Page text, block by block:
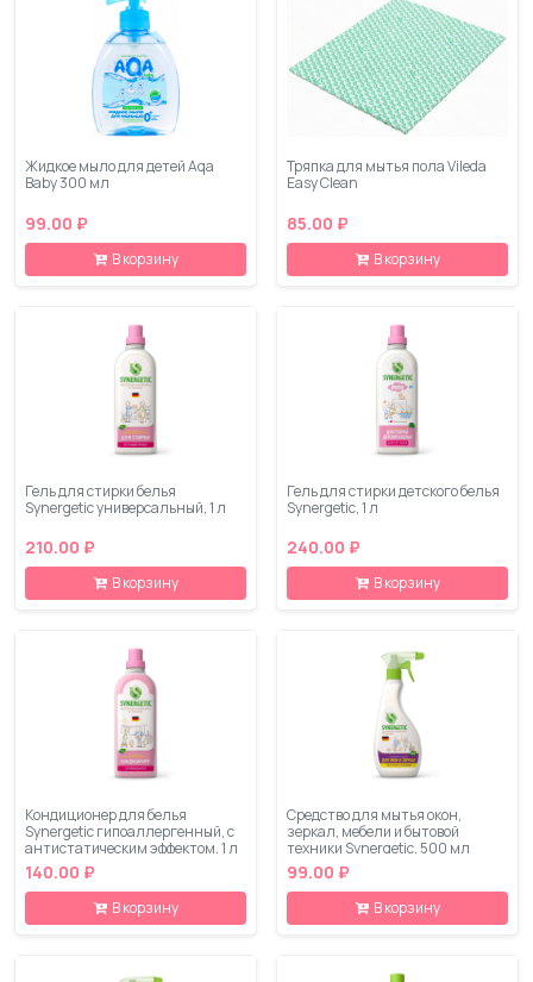
Жидкое мыло для детей Aqa
Baby 300 мл
99.00 ₽
В корзину
Тряпка для мытья пола Vileda
Easy Clean
85.00 ₽
В корзину
Гель для стирки белья
Synergetic универсальный, 1 л
210.00 ₽
В корзину
Гель для стирки детского белья
Synergetic, 1 л
240.00 ₽
В корзину
Кондиционер для белья
Synergetic гипоаллергенный, с
антистатическим эффектом, 1 л
140.00 ₽
В корзину
Средство для мытья окон,
зеркал, мебели и бытовой
техники Synergetic, 500 мл
99.00 ₽
В корзину